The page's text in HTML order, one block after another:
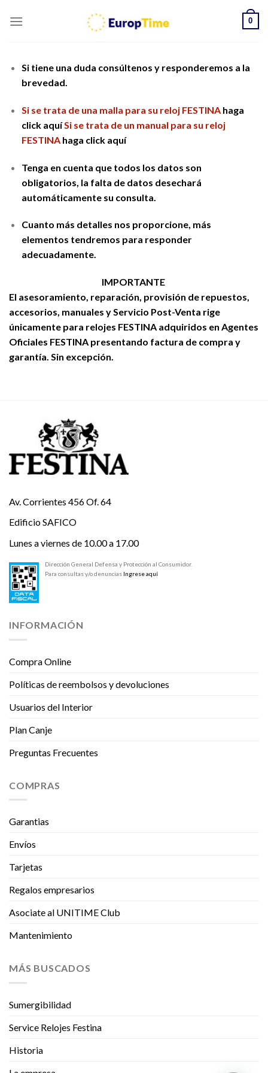
0
Si tiene una duda consúltenos y responderemos a la
brevedad.
Si se trata de una malla para su reloj FESTINA haga
click aquí Si se trata de un manual para su reloj
FESTINA haga click aquí
Tenga en cuenta que todos los datos son
obligatorios, la falta de datos desechará
automáticamente su consulta.
Cuanto más detalles nos proporcione, más
elementos tendremos para responder
adecuadamente.
IMPORTANTE
El asesoramiento, reparación, provisión de repuestos,
accesorios, manuales y Servicio Post-Venta rige
únicamente para relojes FESTINA adquiridos en Agentes
Oficiales FESTINA presentando factura de compra y
garantía. Sin excepción.
Av. Corrientes 456 Of. 64
Edificio SAFICO
Lunes a viernes de 10.00 a 17.00
Dirección General Defensa y Protección al Consumidor.
Para consultas y/o denuncias Ingrese aquí
INFORMACIÓN
Compra Online
Políticas de reembolsos y devoluciones
Usuarios del Interior
Plan Canje
Preguntas Frecuentes
COMPRAS
Garantias
Envíos
Tarjetas
Regalos empresarios
Asociate al UNITIME Club
Mantenimiento
MÁS BUSCADOS
Sumergibilidad
Service Relojes Festina
Historia